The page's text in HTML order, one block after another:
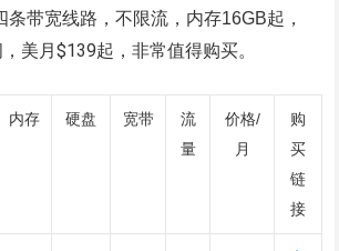
条带宽线路，不限流，内存16GB起，
美月$139起，非常值得购买。
内存 硬盘 宽带
流
量
价格/
月
购
买
链
接